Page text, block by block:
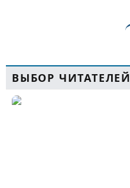
ВЫБОР ЧИТАТЕЛЕЙ